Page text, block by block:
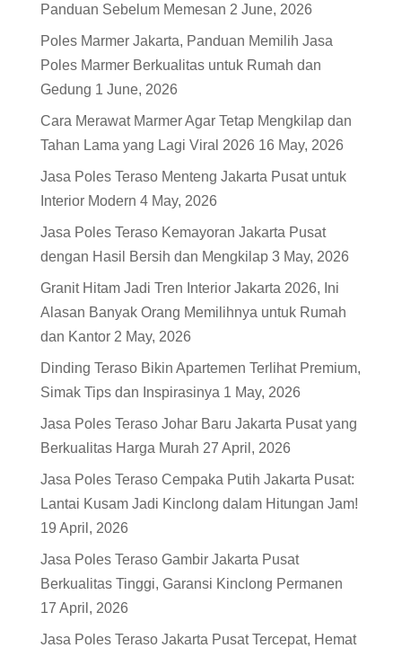
Panduan Sebelum Memesan 2 June, 2026
Poles Marmer Jakarta, Panduan Memilih Jasa
Poles Marmer Berkualitas untuk Rumah dan
Gedung 1 June, 2026
Cara Merawat Marmer Agar Tetap Mengkilap dan
Tahan Lama yang Lagi Viral 2026 16 May, 2026
Jasa Poles Teraso Menteng Jakarta Pusat untuk
Interior Modern 4 May, 2026
Jasa Poles Teraso Kemayoran Jakarta Pusat
dengan Hasil Bersih dan Mengkilap 3 May, 2026
Granit Hitam Jadi Tren Interior Jakarta 2026, Ini
Alasan Banyak Orang Memilihnya untuk Rumah
dan Kantor 2 May, 2026
Dinding Teraso Bikin Apartemen Terlihat Premium,
Simak Tips dan Inspirasinya 1 May, 2026
Jasa Poles Teraso Johar Baru Jakarta Pusat yang
Berkualitas Harga Murah 27 April, 2026
Jasa Poles Teraso Cempaka Putih Jakarta Pusat:
Lantai Kusam Jadi Kinclong dalam Hitungan Jam!
19 April, 2026
Jasa Poles Teraso Gambir Jakarta Pusat
Berkualitas Tinggi, Garansi Kinclong Permanen
17 April, 2026
Jasa Poles Teraso Jakarta Pusat Tercepat, Hemat